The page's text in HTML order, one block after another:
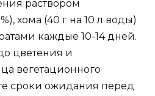
раствором
хома (40 г на 10 л воды)
каждые 10-14 дней.
цветения и
вегетационного
сроки ожидания перед